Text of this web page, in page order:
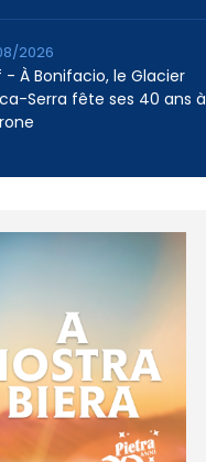
- À Bonifacio, le Glacier
Serra fête ses 40 ans à
2026